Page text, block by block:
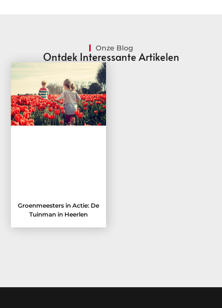
Onze Blog
Ontdek Interessante Artikelen
Groenmeesters in Actie: De
Tuinman in Heerlen